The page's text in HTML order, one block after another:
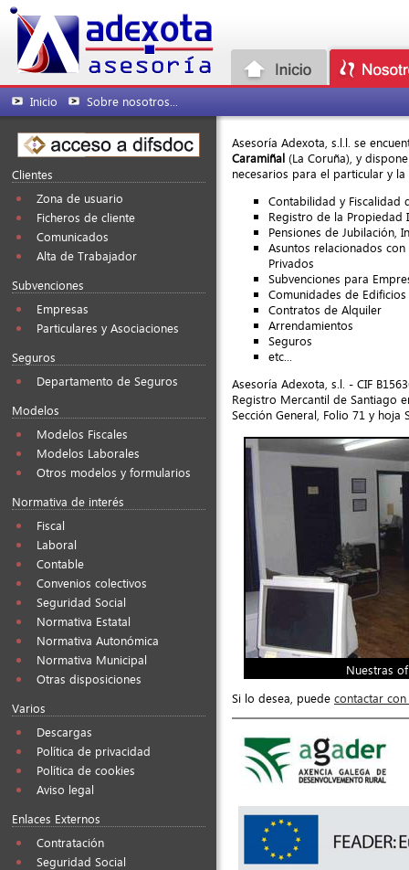
Inicio Sobre nosotros...
Clientes
Zona de usuario
Ficheros de cliente
Comunicados
Alta de Trabajador
Subvenciones
Empresas
Particulares y Asociaciones
Seguros
Departamento de Seguros
Modelos
Modelos Fiscales
Modelos Laborales
Otros modelos y formularios
Normativa de interés
Fiscal
Laboral
Contable
Convenios colectivos
Seguridad Social
Normativa Estatal
Normativa Autonómica
Normativa Municipal
Otras disposiciones
Varios
Descargas
Política de privacidad
Política de cookies
Aviso legal
Enlaces Externos
Contratación
Seguridad Social
Asesoría Adexota, s.l.l. se
Caramiñal (La Coruña), y
necesarios para el particular y la
Contabilidad y Fiscalidad
Registro de la Propiedad
Pensiones de Jubilación,
Asuntos relacionados
Privados
Subvenciones para
Comunidades de Edificios
Contratos de Alquiler
Arrendamientos
Seguros
etc...
Asesoría Adexota, s.l. - CIF
Registro Mercantil de Santiago
Sección General, Folio 71 y hoja
Nuestras
Si lo desea, puede contactar